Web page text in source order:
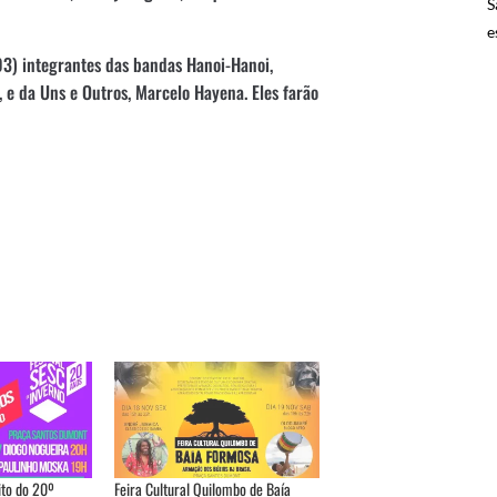
integrantes das bandas Hanoi-Hanoi,
da Uns e Outros, Marcelo Hayena. Eles farão
do 20º Feira Cultural Quilombo de Baía